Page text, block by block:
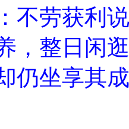
不劳获利
，整日闲
仍坐享其